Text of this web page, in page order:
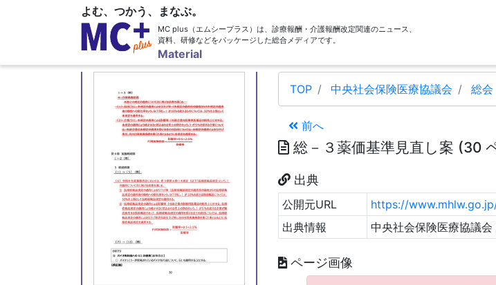
よむ、つかう、まなぶ。
MC plus（エムシープラス）は、診療報酬・介護報酬改定関連のニュース、
資料、研修などをパッケージした総合メディアです。
Material
29 ページ
TOP 中央社会保険医療協議会 総会
前へ
総－３薬価基準見直し案 (30
出典
公開元URL
https://
出典情報
中央社会保険医療協議
ページ画像